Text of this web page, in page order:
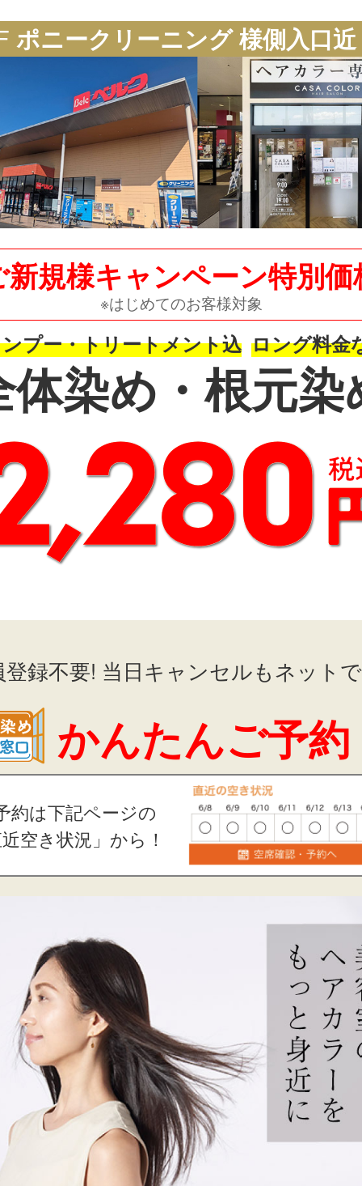
ポニークリーニング 様側入口
新規様キャンペーン特別価
※はじめてのお客様対象
プー・トリートメント込 ロング料金
体染め・根元染
登録不要! 当日キャンセルもネット
かんたんご予約
約は下記ページの
空き状況」から！